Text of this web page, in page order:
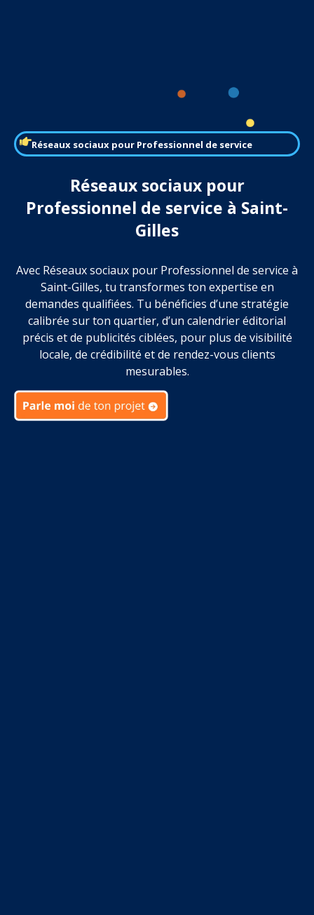
Réseaux sociaux pour Professionnel de service
Réseaux sociaux pour
Professionnel de service à Saint-
Gilles
Avec Réseaux sociaux pour Professionnel de service à
Saint-Gilles, tu transformes ton expertise en
demandes qualifiées. Tu bénéficies d’une stratégie
calibrée sur ton quartier, d’un calendrier éditorial
précis et de publicités ciblées, pour plus de visibilité
locale, de crédibilité et de rendez-vous clients
mesurables.